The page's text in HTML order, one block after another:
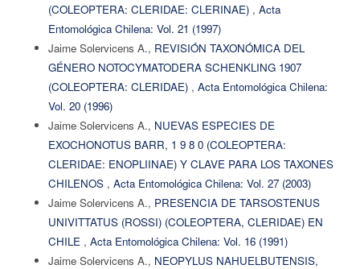
(COLEOPTERA: CLERIDAE: CLERINAE) , Acta
Entomológica Chilena: Vol. 21 (1997)
Jaime Solervicens A., REVISIÓN TAXONÓMICA DEL
GÉNERO NOTOCYMATODERA SCHENKLING 1907
(COLEOPTERA: CLERIDAE) , Acta Entomológica Chilena:
Vol. 20 (1996)
Jaime Solervicens A., NUEVAS ESPECIES DE
EXOCHONOTUS BARR, 1 9 8 0 (COLEOPTERA:
CLERIDAE: ENOPLIINAE) Y CLAVE PARA LOS TAXONES
CHILENOS , Acta Entomológica Chilena: Vol. 27 (2003)
Jaime Solervicens A., PRESENCIA DE TARSOSTENUS
UNIVITTATUS (ROSSI) (COLEOPTERA, CLERIDAE) EN
CHILE , Acta Entomológica Chilena: Vol. 16 (1991)
Jaime Solervicens A., NEOPYLUS NAHUELBUTENSIS,